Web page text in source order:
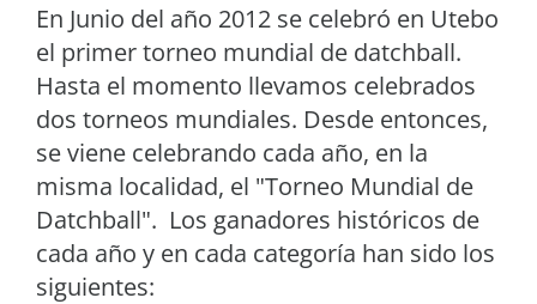
En Junio del año 2012 se celebró en Utebo
el primer torneo mundial de datchball.
Hasta el momento llevamos celebrados
dos torneos mundiales. Desde entonces,
se viene celebrando cada año, en la
misma localidad, el "Torneo Mundial de
Datchball". Los ganadores históricos de
cada año y en cada categoría han sido los
siguientes: